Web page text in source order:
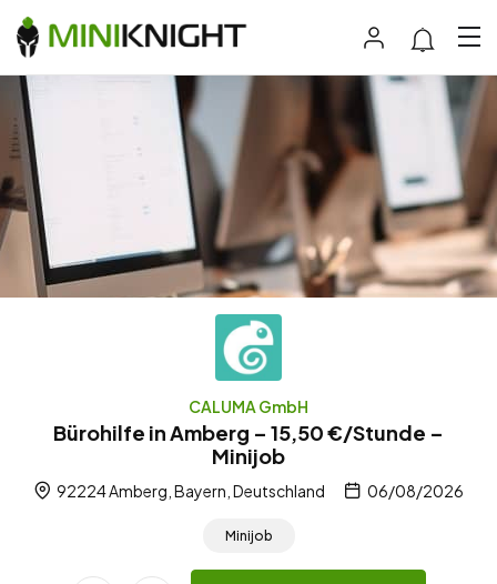
CALUMA GmbH
Bürohilfe in Amberg – 15,50 €/Stunde –
Minijob
92224 Amberg, Bayern, Deutschland 06/08/2026
Minijob